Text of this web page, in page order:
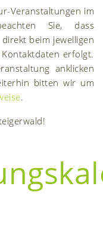
Veranstaltungen im
Sie, dass
beim jeweiligen
erfolgt.
anklicken
bitten wir um
.